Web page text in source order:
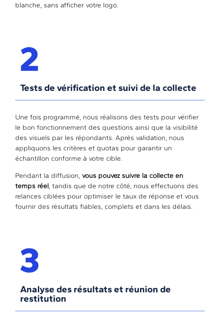
blanche, sans afficher votre logo.
Tests de vérification et suivi de la collecte
Une fois programmé, nous réalisons des tests pour vérifier
le bon fonctionnement des questions ainsi que la visibilité
des visuels par les répondants. Après validation, nous
appliquons les critères et quotas pour garantir un
échantillon conforme à votre cible.
Pendant la diffusion,vous pouvez suivre la collecte en
temps réel, tandis que de notre côté, nous effectuons des
relances ciblées pour optimiser le taux de réponse et vous
fournir des résultats fiables, complets et dans les délais.
Analyse des résultats et réunion de
restitution